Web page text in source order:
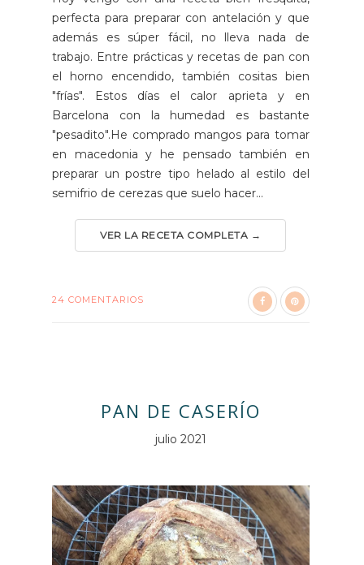
perfecta para preparar con antelación y que
además es súper fácil, no lleva nada de
trabajo. Entre prácticas y recetas de pan con
el horno encendido, también cositas bien
"frías". Estos días el calor aprieta y en
Barcelona con la humedad es bastante
"pesadito".He comprado mangos para tomar
en macedonia y he pensado también en
preparar un postre tipo helado al estilo del
semifrio de cerezas que suelo hacer...
VER LA RECETA COMPLETA →
24 COMENTARIOS
PAN DE CASERÍO
julio 2021